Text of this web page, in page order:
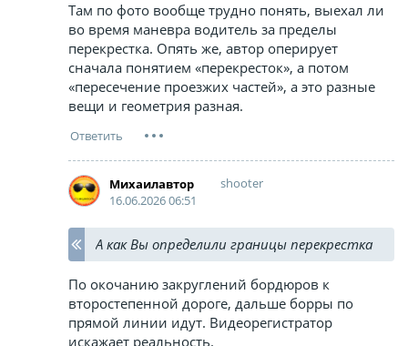
Там по фото вообще трудно понять, выехал ли
во время маневра водитель за пределы
перекрестка. Опять же, автор оперирует
сначала понятием «перекресток», а потом
«пересечение проезжих частей», а это разные
вещи и геометрия разная.
Михаилавтор
shooter
16.06.2026 06:51
А как Вы определили границы перекрестка
По окочанию закруглений бордюров к
второстепенной дороге, дальше борры по
прямой линии идут. Видеорегистратор
искажает реальность.